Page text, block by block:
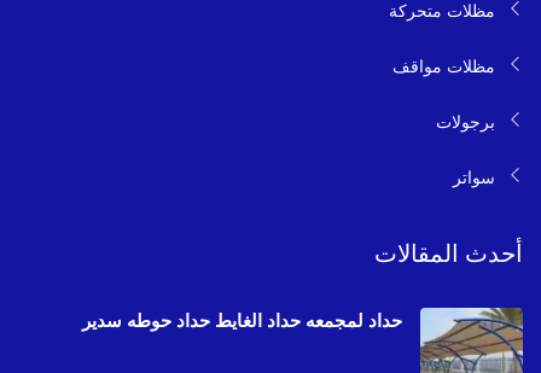
مظلات متحركة
مظلات مواقف
برجولات
سواتر
أحدث المقالات
حداد لمجمعه حداد الغايط حداد حوطه سدير